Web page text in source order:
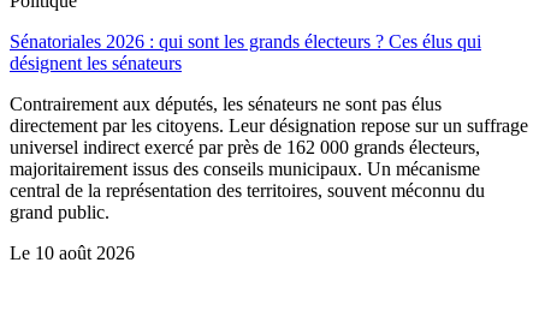
Sénatoriales 2026 : qui sont les grands électeurs ? Ces élus qui
désignent les sénateurs
Contrairement aux députés, les sénateurs ne sont pas élus
directement par les citoyens. Leur désignation repose sur un suffrage
universel indirect exercé par près de 162 000 grands électeurs,
majoritairement issus des conseils municipaux. Un mécanisme
central de la représentation des territoires, souvent méconnu du
grand public.
Le 10 août 2026